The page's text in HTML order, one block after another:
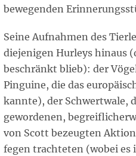
bewegenden
Seine Aufnahmen des
diejenigen Hurleys hinaus
beschränkt blieb): der
Pinguine, die das
kannte), der Schwertwale,
gewordenen,
von Scott bezeugten
fegen trachteten (wobei